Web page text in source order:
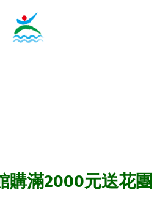
購滿2000元送花團